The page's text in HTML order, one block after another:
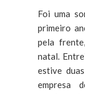
Foi uma
primeiro
pela
natal.
estive
empresa